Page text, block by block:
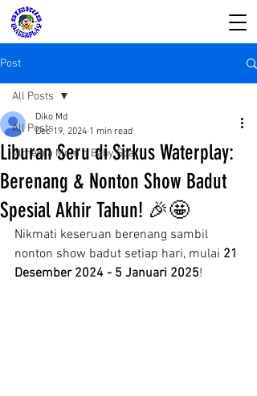
SIRKUS WATERPLAY
& Almeera Mom n
Baby Spa
Reservasi dan Informasi:08176988578
Post
All Posts
Almeera Mom n Baby Spa
All Posts
Liburan Seru di Sirkus Waterplay:
Berenang & Nonton Show Badut
Spesial Akhir Tahun! 🎉🤩
Diko Md
Dec 19, 2024 1 min read
Nikmati keseruan berenang sambil
nonton show badut setiap hari, mulai 21
Desember 2024 - 5 Januari 2025!